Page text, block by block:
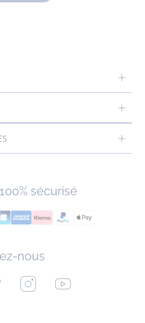
sécurisé
nous
Tiktok InstagramYoutube